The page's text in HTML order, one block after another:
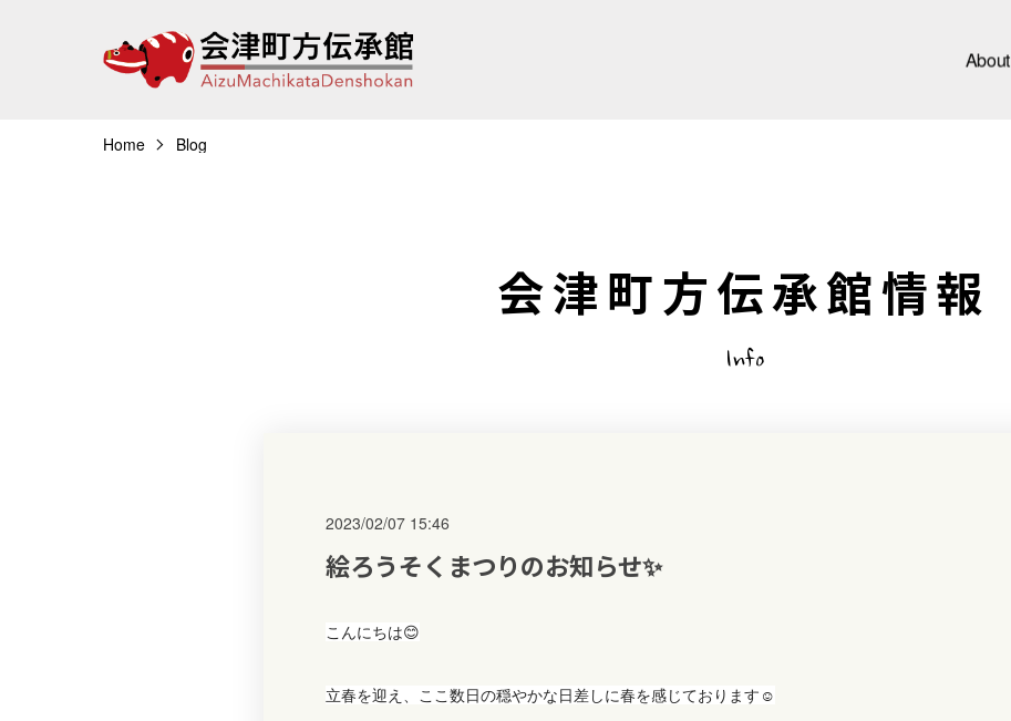
About
Home Blog
会津町方伝承館情報
Info
絵ろうそくまつりのお知らせ✨
2023/02/07 15:46
こんにちは😊
立春を迎え、ここ数日の穏やかな日差しに春を感じております☺️